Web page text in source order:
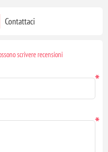
Contattaci
scrivere recensioni
*
*